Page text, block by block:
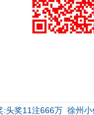
:头奖11注666万 徐州